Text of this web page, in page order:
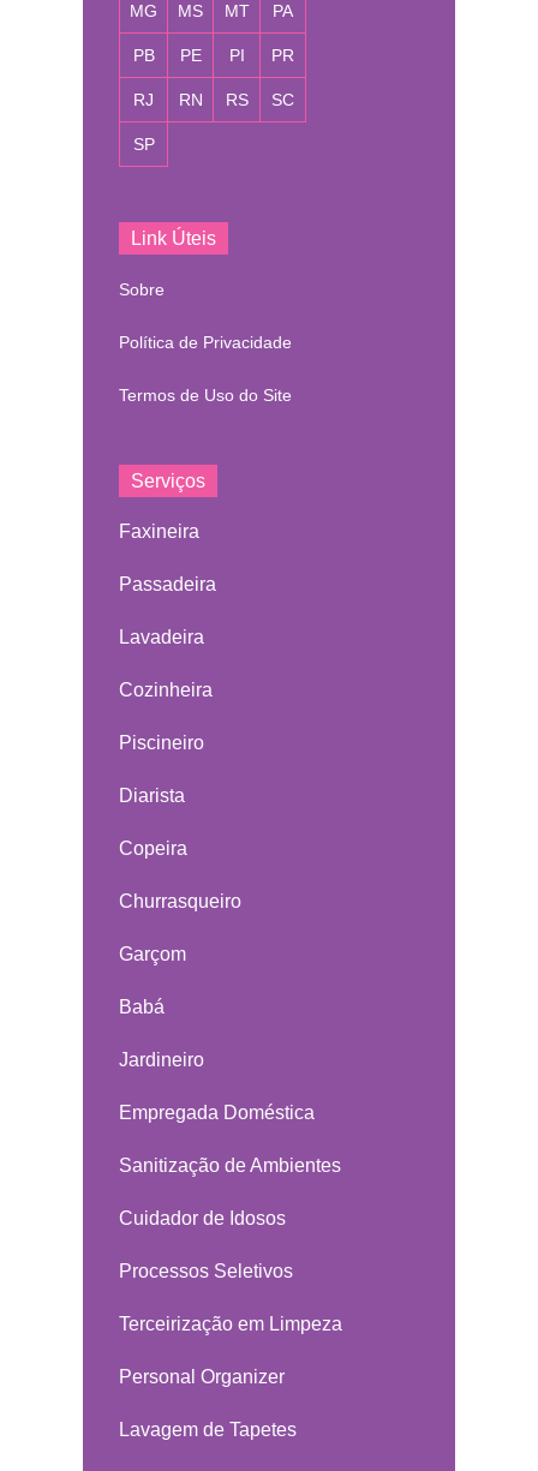
MG MS MT PA
PB PE PI PR
RJ RN RS SC
SP
Link Úteis
Sobre
Política de Privacidade
Termos de Uso do Site
Serviços
Faxineira
Passadeira
Lavadeira
Cozinheira
Piscineiro
Diarista
Copeira
Churrasqueiro
Garçom
Babá
Jardineiro
Empregada Doméstica
Sanitização de Ambientes
Cuidador de Idosos
Processos Seletivos
Terceirização em Limpeza
Personal Organizer
Lavagem de Tapetes